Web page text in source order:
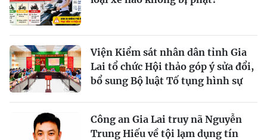
Viện Kiểm sát nhân dân tỉnh Gia
Lai tổ chức Hội thảo góp ý sửa đổi,
bổ sung Bộ luật Tố tụng hình sự
Công an Gia Lai truy nã Nguyễn
Trung Hiếu về tội lạm dụng tín